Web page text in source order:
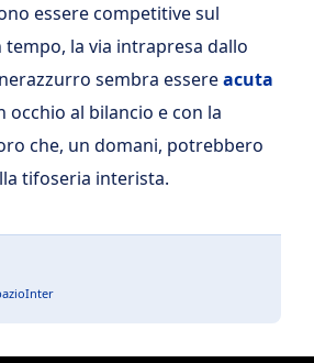
essere competitive sul
la via intrapresa dallo
sembra essereacuta
occhio al bilancio e con la
che, un domani, potrebbero
tifoseria interista.